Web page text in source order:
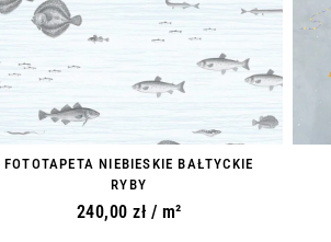
FOTOTAPETA NIEBIESKIE BAŁTYCKIE
RYBY
240,00zł / m²